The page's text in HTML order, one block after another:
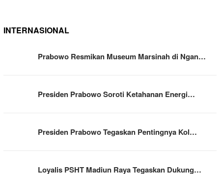
INTERNASIONAL
Prabowo Resmikan Museum Marsinah di Ngan…
Presiden Prabowo Soroti Ketahanan Energi…
Presiden Prabowo Tegaskan Pentingnya Kol…
Loyalis PSHT Madiun Raya Tegaskan Dukung…